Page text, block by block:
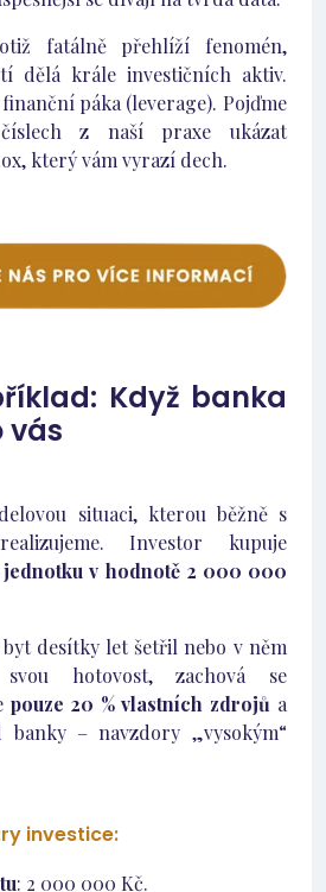
fatálně přehlíží fenomén,
dělá krále investičních aktiv.
páka (leverage). Pojďme
z naší praxe ukázat
který vám vyrazí dech.
Když banka
vás
situaci, kterou běžně s
Investor kupuje
v hodnotě 2 000 000
desítky let šetřil nebo v něm
hotovost, zachová se
pouze 20 % vlastních zdrojů a
– navzdory „vysokým“
investice:
: 2 000 000 Kč.